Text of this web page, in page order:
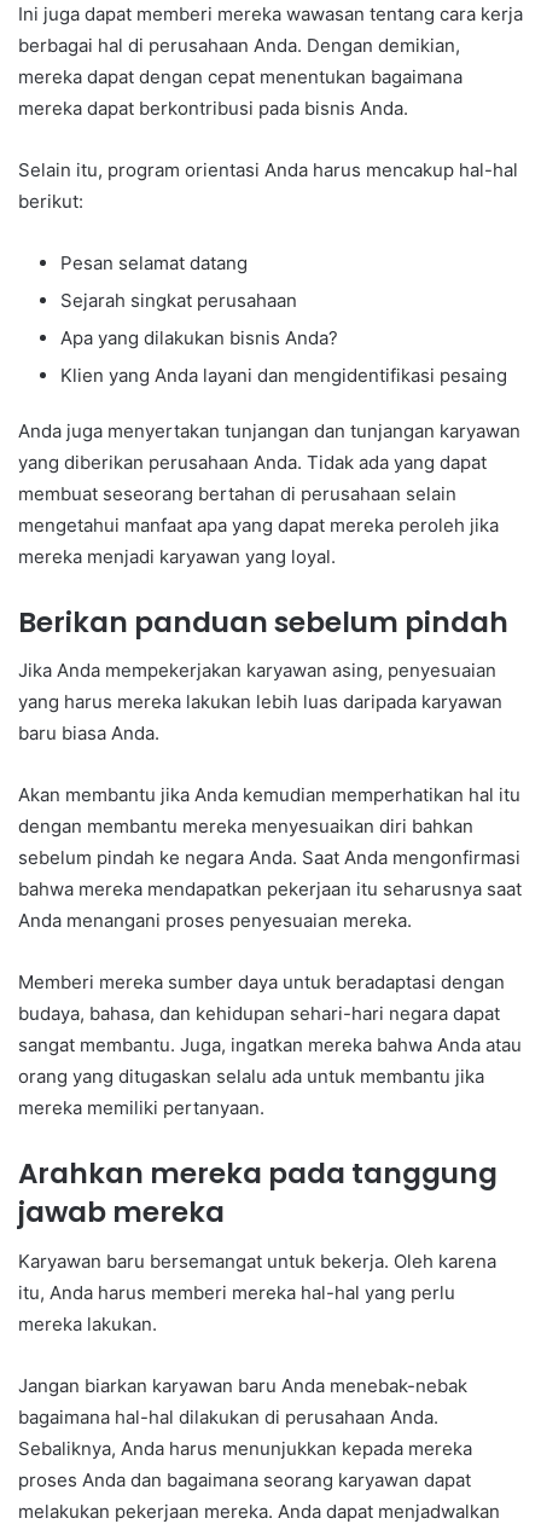
Ini juga dapat memberi mereka wawasan tentang cara kerja
berbagai hal di perusahaan Anda. Dengan demikian,
mereka dapat dengan cepat menentukan bagaimana
mereka dapat berkontribusi pada bisnis Anda.
Selain itu, program orientasi Anda harus mencakup hal-hal
berikut:
Pesan selamat datang
Sejarah singkat perusahaan
Apa yang dilakukan bisnis Anda?
Klien yang Anda layani dan mengidentifikasi pesaing
Anda juga menyertakan tunjangan dan tunjangan karyawan
yang diberikan perusahaan Anda. Tidak ada yang dapat
membuat seseorang bertahan di perusahaan selain
mengetahui manfaat apa yang dapat mereka peroleh jika
mereka menjadi karyawan yang loyal.
Berikan panduan sebelum pindah
Jika Anda mempekerjakan karyawan asing, penyesuaian
yang harus mereka lakukan lebih luas daripada karyawan
baru biasa Anda.
Akan membantu jika Anda kemudian memperhatikan hal itu
dengan membantu mereka menyesuaikan diri bahkan
sebelum pindah ke negara Anda. Saat Anda mengonfirmasi
bahwa mereka mendapatkan pekerjaan itu seharusnya saat
Anda menangani proses penyesuaian mereka.
Memberi mereka sumber daya untuk beradaptasi dengan
budaya, bahasa, dan kehidupan sehari-hari negara dapat
sangat membantu. Juga, ingatkan mereka bahwa Anda atau
orang yang ditugaskan selalu ada untuk membantu jika
mereka memiliki pertanyaan.
Arahkan mereka pada tanggung
jawab mereka
Karyawan baru bersemangat untuk bekerja. Oleh karena
itu, Anda harus memberi mereka hal-hal yang perlu
mereka lakukan.
Jangan biarkan karyawan baru Anda menebak-nebak
bagaimana hal-hal dilakukan di perusahaan Anda.
Sebaliknya, Anda harus menunjukkan kepada mereka
proses Anda dan bagaimana seorang karyawan dapat
melakukan pekerjaan mereka. Anda dapat menjadwalkan